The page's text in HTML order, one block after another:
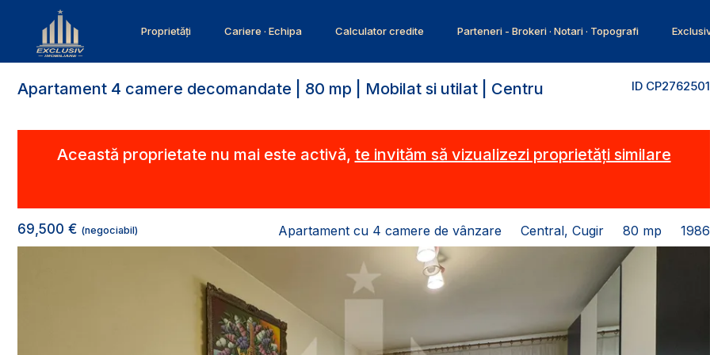
Proprietăți Cariere · Echipa Calculator credite Parteneri - Brokeri · Notari · Topografi
ID CP2762501
Apartament 4 camere decomandate | 80 mp | Mobilat si utilat | Centru
Această proprietate nu mai este activă, te invităm să vizualizezi proprietăți similare
69,500 € (negociabil) Apartament cu 4 camere de vânzare Central, Cugir 80 mp 1986